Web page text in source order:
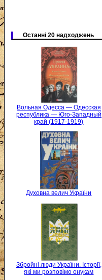
Останні 20 надходжень
Вольная Одесса — Одесская
республика — Юго-Западный
край (1917-1919)
Духовна велич України
Збройні люди України. Історії,
які ми розповімо онукам